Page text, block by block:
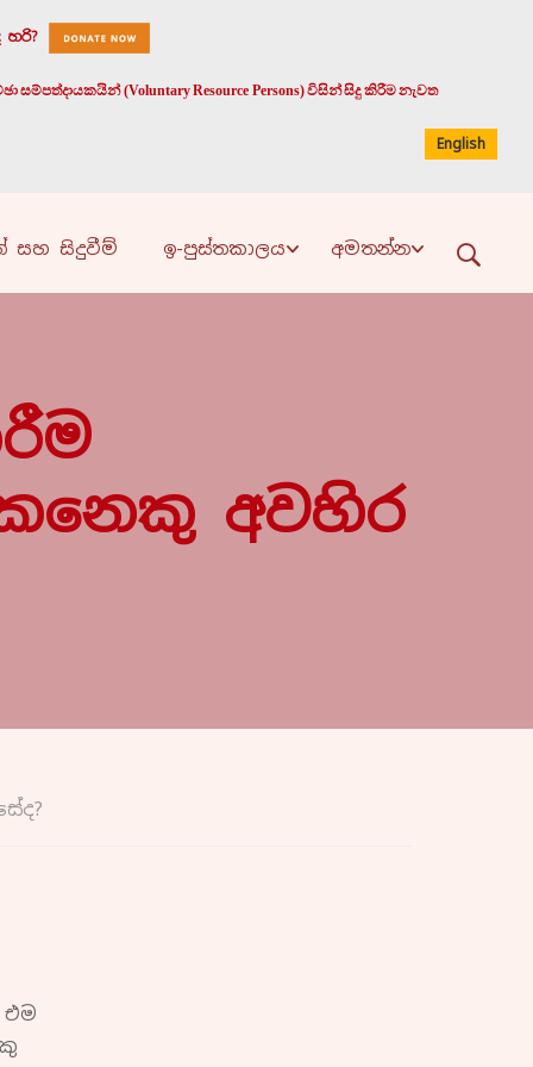
(Voluntary Resource Persons) විසින් සිදු කිරීම නැවත
English
සහ සිදුවීම් ඉ-පුස්තකාලය අමතන්න
අවහිර